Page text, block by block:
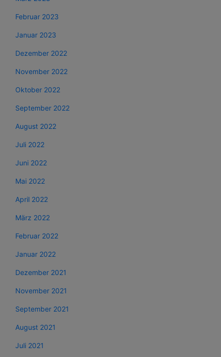
Februar 2023
Januar 2023
Dezember 2022
November 2022
Oktober 2022
September 2022
August 2022
Juli 2022
Juni 2022
Mai 2022
April 2022
März 2022
Februar 2022
Januar 2022
Dezember 2021
November 2021
September 2021
August 2021
Juli 2021